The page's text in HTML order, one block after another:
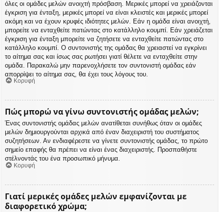
όλες οι ομάδες μελών ανοιχτή πρόσβαση. Μερικές μπορεί να χρειάζονται
έγκριση για ένταξη, μερικές μπορεί να είναι κλειστές και μερικές μπορεί
ακόμη και να έχουν κρυφές ιδιότητες μελών. Εάν η ομάδα είναι ανοιχτή,
μπορείτε να ενταχθείτε πατώντας στο κατάλληλο κουμπί. Εάν χρειάζεται
έγκριση για ένταξη μπορείτε να ζητήσετε να ενταχθείτε πατώντας στο
κατάλληλο κουμπί. Ο συντονιστής της ομάδας θα χρειαστεί να εγκρίνει
το αίτημα σας και ίσως σας ρωτήσει γιατί θέλετε να ενταχθείτε στην
ομάδα. Παρακαλώ μην παρενοχλήσετε τον συντονιστή ομάδας εάν
απορρίψει το αίτημα σας, θα έχει τους λόγους του.
Κορυφή
Πώς μπορώ να γίνω συντονιστής ομάδας μελών;
Ένας συντονιστής ομάδας μελών ανατίθεται συνήθως όταν οι ομάδες
μελών δημιουργούνται αρχικά από έναν διαχειριστή του συστήματος
συζητήσεων. Αν ενδιαφέρεστε να γίνετε συντονιστής ομάδας, το πρώτο
σημείο επαφής θα πρέπει να είναι ένας διαχειριστής. Προσπαθήστε
στέλνοντάς του ένα προσωπικό μήνυμα.
Κορυφή
Γιατί μερικές ομάδες μελών εμφανίζονται με
διαφορετικό χρώμα;